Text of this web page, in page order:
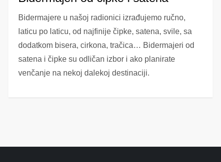
Bidermajere u našoj radionici izrađujemo ručno,
laticu po laticu, od najfinije čipke, satena, svile, sa
dodatkom bisera, cirkona, tračica… Bidermajeri od
satena i čipke su odličan izbor i ako planirate
venčanje na nekoj dalekoj destinaciji.